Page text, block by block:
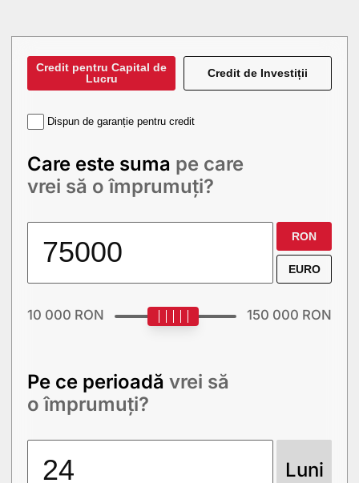
Credit pentru Capital de
Lucru
Credit de Investiții
Dispun de garanție pentru credit
Care este suma pe care
vrei să o împrumuți?
RON
EURO
10 000 RON 150 000 RON
Pe ce perioadăvrei să
o împrumuți?
Luni